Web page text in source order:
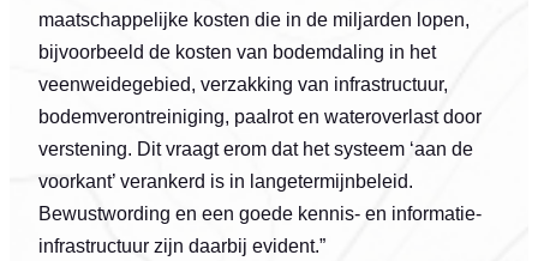
maatschappelijke kosten die in de miljarden lopen,
bijvoorbeeld de kosten van bodemdaling in het
veenweidegebied, verzakking van infrastructuur,
bodemverontreiniging, paalrot en wateroverlast door
verstening. Dit vraagt erom dat het systeem ‘aan de
voorkant’ verankerd is in langetermijnbeleid.
Bewustwording en een goede kennis- en informatie-
infrastructuur zijn daarbij evident.”